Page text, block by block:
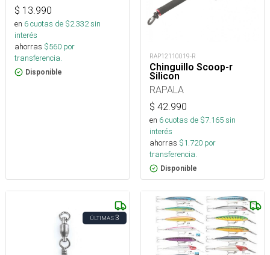
$ 13.990
en 6cuotas de $2.332sin
interés
ahorras $560 por
transferencia.
Disponible
RAP12110019-R
Chinguillo Scoop-r
Silicon
RAPALA
$ 42.990
en 6cuotas de $7.165sin
interés
ahorras $1.720 por
transferencia.
Disponible
ÚLTIMAS3